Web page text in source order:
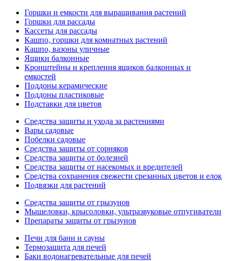
Горшки и емкости для выращивания растений
Горшки для рассады
Кассеты для рассады
Кашпо, горшки для комнатных растений
Кашпо, вазоны уличные
Ящики балконные
Кронштейны и крепления ящиков балконных и
емкостей
Поддоны керамические
Поддоны пластиковые
Подставки для цветов
Средства защиты и ухода за растениями
Вары садовые
Побелки садовые
Средства защиты от сорняков
Средства защиты от болезней
Средства защиты от насекомых и вредителей
Средства сохранения свежести срезанных цветов и елок
Подвязки для растений
Средства защиты от грызунов
Мышеловки, крысоловки, ультразвуковые отпугиватели
Препараты защиты от грызунов
Печи для бани и сауны
Термозащита для печей
Баки водонагревательные для печей